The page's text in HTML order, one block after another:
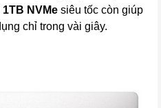
1TB NVMe siêu tốc còn giúp
chỉ trong vài giây.